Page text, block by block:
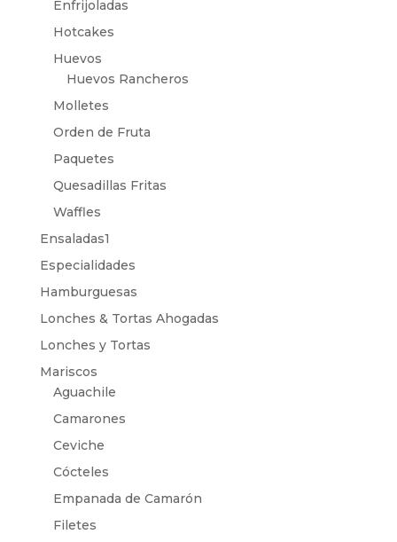
Enfrijoladas
Hotcakes
Huevos
Huevos Rancheros
Molletes
Orden de Fruta
Paquetes
Quesadillas Fritas
Waffles
Ensaladas1
Especialidades
Hamburguesas
Lonches & Tortas Ahogadas
Lonches y Tortas
Mariscos
Aguachile
Camarones
Ceviche
Cócteles
Empanada de Camarón
Filetes